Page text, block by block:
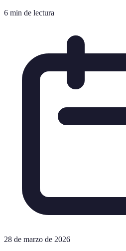
6 min de lectura
28 de marzo de 2026